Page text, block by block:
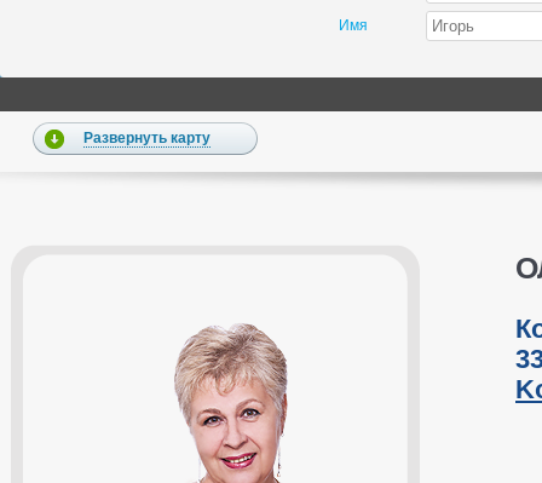
Имя
Развернуть карту